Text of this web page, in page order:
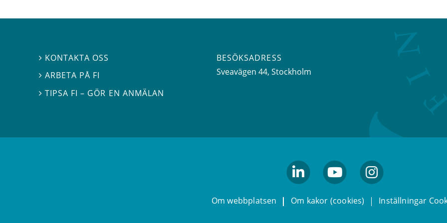
 KONTAKTA OSS
ARBETA PÅ FI
TIPSA FI – GÖR EN ANMÄLAN
BESÖKSADRESS
Sveavägen 44, Stockholm
Om webbplatsen Om kakor (cookies) Inställningar